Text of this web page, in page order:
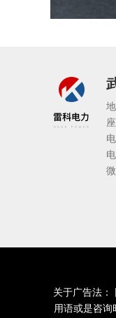
关于广告法：
用语或是咨